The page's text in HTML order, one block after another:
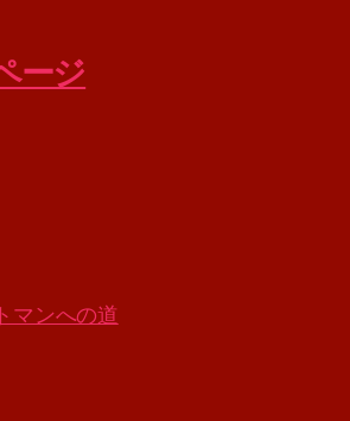
ージ
マンへの道